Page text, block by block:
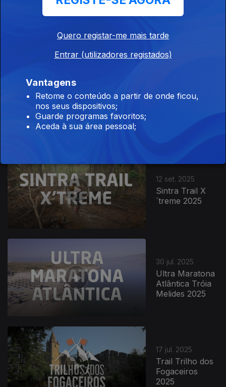
18 set. 2025
Trail Encostas
17 set. 2025
Corrida das
12 set. 2025
Sintra Trail X
´treme 2025
30 jul. 2025
Ultra Maratona
Atlântica Tróia
Melides 2025
17 jul. 2025
Trail Trilho dos
Fogaceiros
2025
Quero registar-me mais tarde
Entrar (utilizadores registados)
Vantagens
Retome o conteúdo a partir de onde ficou,
nos seus dispositivos;
Guarde programas favoritos;
Aceda à sua área pessoal;